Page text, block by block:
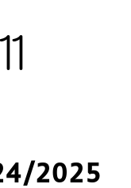
2025